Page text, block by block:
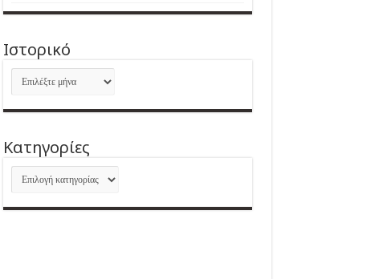
Ιστορικό
Ιστορικό
Kατηγορίες
Kατηγορίες